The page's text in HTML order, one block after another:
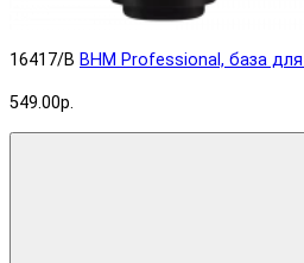
16417/B BHM Professional, база
549.00р.